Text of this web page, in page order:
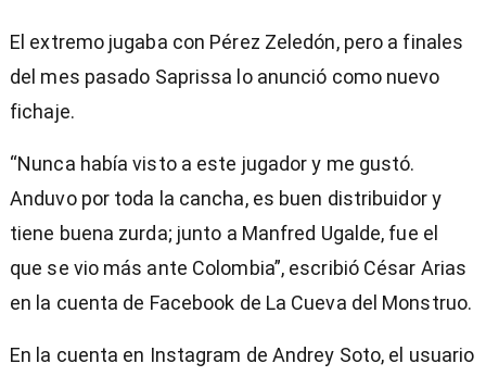
El extremo jugaba con Pérez Zeledón, pero a finales
del mes pasado Saprissa lo anunció como nuevo
fichaje.
“Nunca había visto a este jugador y me gustó.
Anduvo por toda la cancha, es buen distribuidor y
tiene buena zurda; junto a Manfred Ugalde, fue el
que se vio más ante Colombia”, escribió César Arias
en la cuenta de Facebook de La Cueva del Monstruo.
En la cuenta en Instagram de Andrey Soto, el usuario